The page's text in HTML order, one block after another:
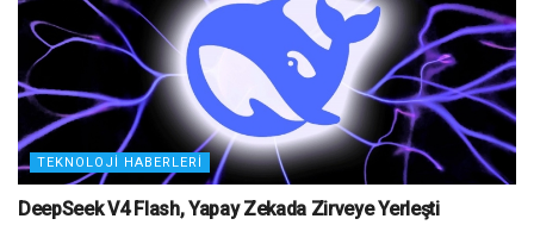
TEKNOLOJI HABERLERI
DeepSeek V4 Flash, Yapay Zekada Zirveye Yerleşti